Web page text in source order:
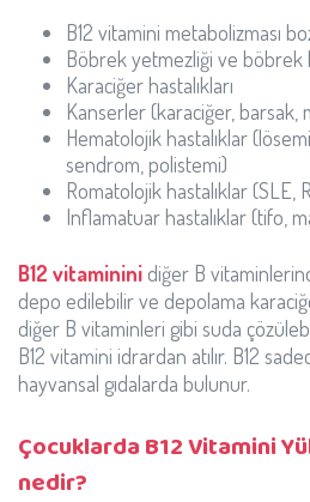
B12 vitamini metabolizması
Böbrek yetmezliği ve böbrek
Karaciğer hastalıkları
Kanserler (karaciğer, barsak,
Hematolojik hastalıklar
sendrom, polistemi)
Romatolojik hastalıklar (SLE,
Inflamatuar hastalıklar (tifo,
B12 vitaminini diğer B
depo edilebilir ve depolama
diğer B vitaminleri gibi suda
B12 vitamini idrardan atılır. B12
hayvansal gıdalarda bulunur.
Çocuklarda B12 Vitamini
nedir?